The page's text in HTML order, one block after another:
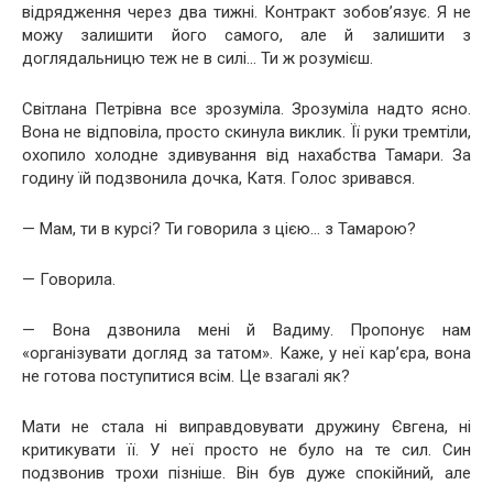
відрядження через два тижні. Контракт зобов’язує. Я не
можу залишити його самого, але й залишити з
доглядальницю теж не в силі… Ти ж розумієш.
Світлана Петрівна все зрозуміла. Зрозуміла надто ясно.
Вона не відповіла, просто скинула виклик. Її руки тремтіли,
охопило холодне здивування від нахабства Тамари. За
годину їй подзвонила дочка, Катя. Голос зривався.
— Мам, ти в курсі? Ти говорила з цією… з Тамарою?
— Говорила.
— Вона дзвонила мені й Вадиму. Пропонує нам
«організувати догляд за татом». Каже, у неї кар’єра, вона
не готова поступитися всім. Це взагалі як?
Мати не стала ні виправдовувати дружину Євгена, ні
критикувати її. У неї просто не було на те сил. Син
подзвонив трохи пізніше. Він був дуже спокійний, але